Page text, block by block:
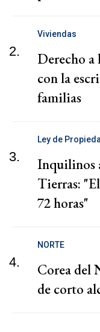
2.
Viviendas
Derecho a
con la
familias
3.
Ley de
Inquilinos
Tierras:
72 horas"
4.
NORTE
Corea del
de corto